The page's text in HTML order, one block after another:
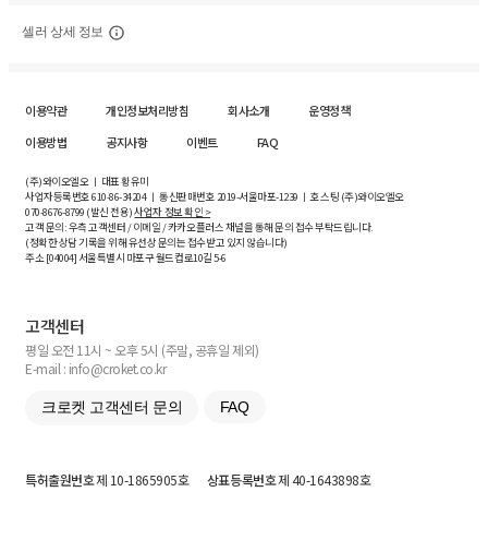
셀러 상세 정보
이용약관 개인정보처리방침 회사소개
운영정책
이용방법
공지사항 이벤트 FAQ
(주)와이오엘오 ㅣ 대표 황유미
사업자등록번호610-86-34204ㅣ 통신판매번호 2019-서울마포-1239 ㅣ 호스팅 (주)와이오엘오
070-8676-8799 (발신 전용)사업자 정보 확인 >
고객 문의: 우측 고객센터 / 이메일 / 카카오플러스 채널을 통해 문의 접수 부탁드립니다.
(정확한 상담 기록을 위해 유선상 문의는 접수받고 있지 않습니다)
주소 [04004] 서울특별시 마포구 월드컵로10길5-6
고객센터
평일 오전 11시 ~ 오후 5시 (주말, 공휴일 제외)
E-mail : info@croket.co.kr
크로켓 고객센터 문의 FAQ
특허출원번호제 10-1865905호 상표등록번호제 40-1643898호